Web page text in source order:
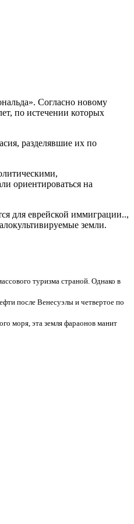
Согласно новому
по истечении которых
разделявшие их по
ориентироваться на
для еврейской иммиграции..,
земли.
туризма страной. Однако в
после Венесуэлы и четвертое по
моря, эта земля фараонов манит